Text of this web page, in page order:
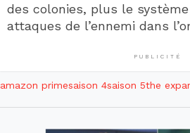
des colonies, plus le système
attaques de l’ennemi dans
PUBLICITÉ
amazon primesaison 4saison 5the